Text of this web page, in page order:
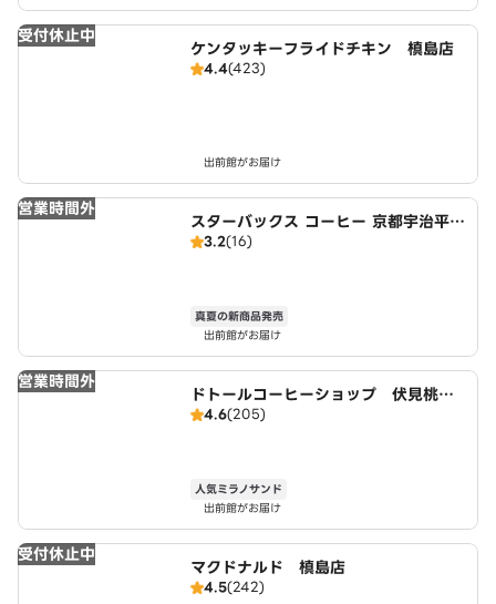
受付休止中
ケンタッキーフライドチキン 槙島店
4.4(423)
出前館がお届け
営業時間外
スターバックス コーヒー 京都宇治平等
院表参道店
3.2(16)
真夏の新商品発売
出前館がお届け
営業時間外
ドトールコーヒーショップ 伏見桃山
駅前店
4.6(205)
人気ミラノサンド
出前館がお届け
受付休止中
マクドナルド 槙島店
4.5(242)